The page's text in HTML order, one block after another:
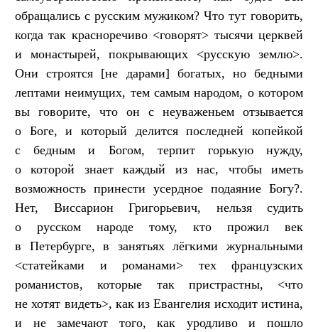
обращались с русским мужиком? Что тут говорить,
когда так красноречиво <говорят> тысячи церквей
и монастырей, покрывающих <русскую землю>.
Они строятся [не дарами] богатых, но бедными
лептами неимущих, тем самым народом, о котором
вы говорите, что он с неуваженьем отзывается
о Боге, и который делится последней копейкой
с бедным и Богом, терпит горькую нужду,
о которой знает каждый из нас, чтобы иметь
возможность принести усердное подаяние Богу?.
Нет, Виссарион Григорьевич, нельзя судить
о русском народе тому, кто прожил век
в Петербурге, в занятьях лёгкими журнальными
<статейками и романами> тех французских
романистов, которые так пристрастны, <что
не хотят видеть>, как из Евангелия исходит истина,
и не замечают того, как уродливо и пошло